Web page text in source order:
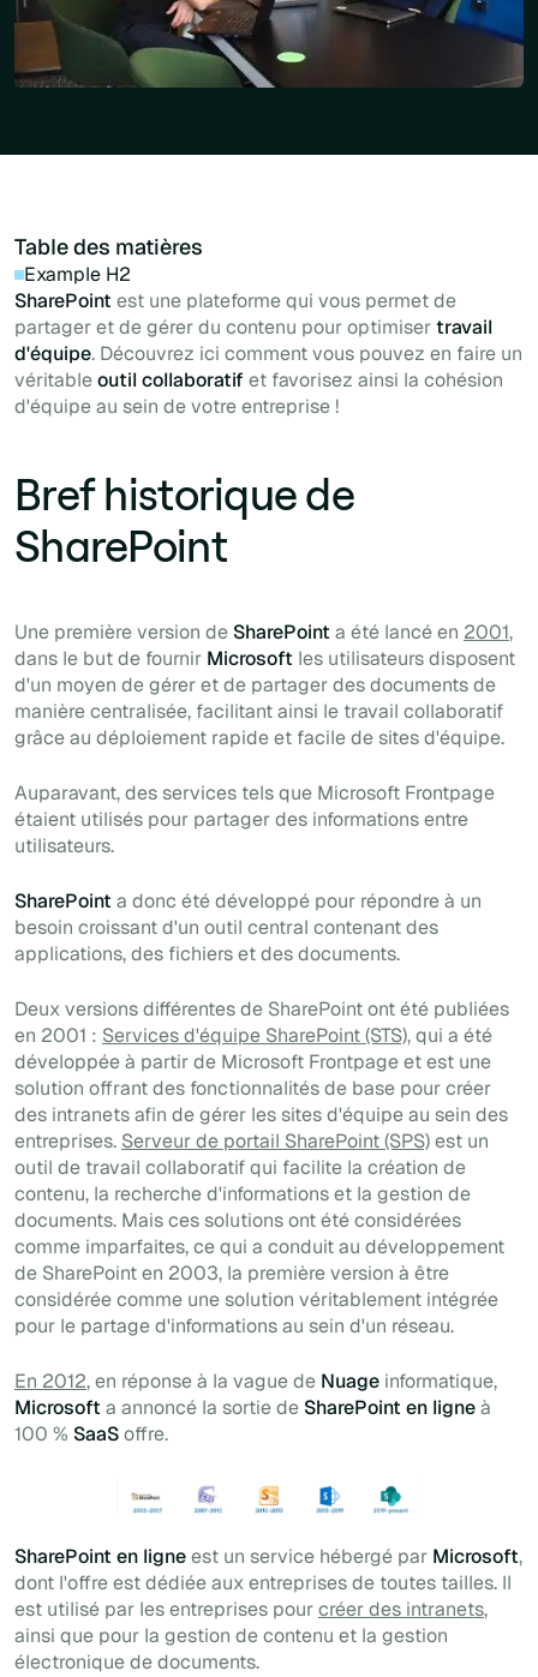
Table des matières
Example H2
SharePoint est une plateforme qui vous permet de
partager et de gérer du contenu pour optimisertravail
d'équipe. Découvrez ici comment vous pouvez en faire un
véritableoutil collaboratif et favorisez ainsi la cohésion
d'équipe au sein de votre entreprise !
Bref historique de
SharePoint
Une première version de SharePoint a été lancé en 2001,
dans le but de fournir Microsoft les utilisateurs disposent
d'un moyen de gérer et de partager des documents de
manière centralisée, facilitant ainsi le travail collaboratif
grâce au déploiement rapide et facile de sites d'équipe.
Auparavant, des services tels que Microsoft Frontpage
étaient utilisés pour partager des informations entre
utilisateurs.
SharePoint a donc été développé pour répondre à un
besoin croissant d'un outil central contenant des
applications, des fichiers et des documents.
Deux versions différentes de SharePoint ont été publiées
en 2001 : Services d'équipe SharePoint (STS), qui a été
développée à partir de Microsoft Frontpage et est une
solution offrant des fonctionnalités de base pour créer
des intranets afin de gérer les sites d'équipe au sein des
entreprises. Serveur de portail SharePoint (SPS)est un
outil de travail collaboratif qui facilite la création de
contenu, la recherche d'informations et la gestion de
documents. Mais ces solutions ont été considérées
comme imparfaites, ce qui a conduit au développement
de SharePoint en 2003, la première version à être
considérée comme une solution véritablement intégrée
pour le partage d'informations au sein d'un réseau.
En 2012, en réponse à la vague de Nuage informatique,
Microsoft a annoncé la sortie de SharePoint en ligneà
100 % SaaSoffre.
SharePoint en ligneest un service hébergé par Microsoft,
dont l'offre est dédiée aux entreprises de toutes tailles. Il
est utilisé par les entreprises pourcréer des intranets,
ainsi que pour la gestion de contenu et la gestion
électronique de documents.